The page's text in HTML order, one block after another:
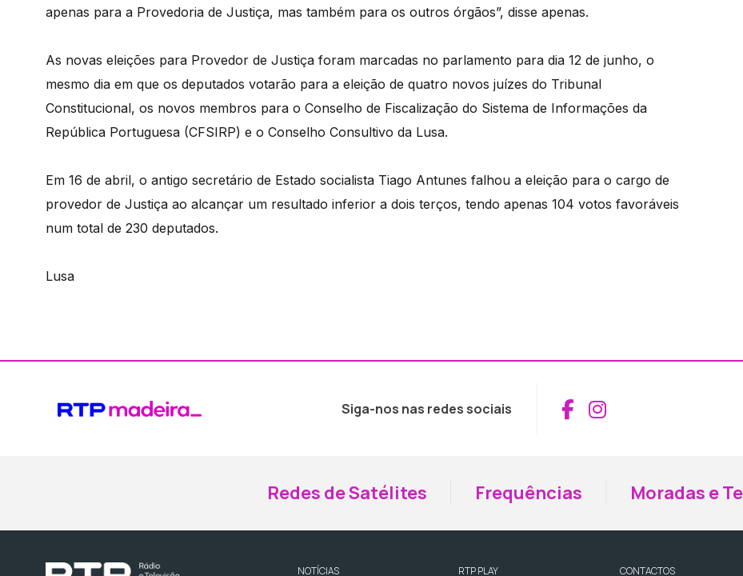
apenas para a Provedoria de Justiça, mas também para os outros órgãos”, disse apenas.
As novas eleições para Provedor de Justiça foram marcadas no parlamento para dia 12 de junho, o
mesmo dia em que os deputados votarão para a eleição de quatro novos juízes do Tribunal
Constitucional, os novos membros para o Conselho de Fiscalização do Sistema de Informações da
República Portuguesa (CFSIRP) e o Conselho Consultivo da Lusa.
Em 16 de abril, o antigo secretário de Estado socialista Tiago Antunes falhou a eleição para o cargo de
provedor de Justiça ao alcançar um resultado inferior a dois terços, tendo apenas 104 votos favoráveis
num total de 230 deputados.
Lusa
Siga-nos nas redes sociais Aceder ao
Aceder ao
Redes de Satélites Frequências Moradas e
NOTÍCIAS RTP PLAY CONTACTOS